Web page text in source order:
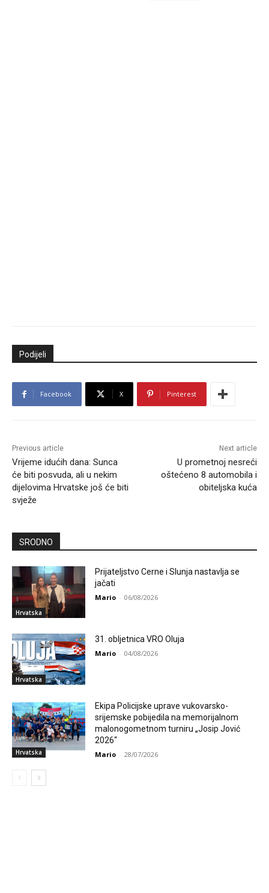
Podijeli
Facebook X Pinterest
Previous article
Vrijeme idućih dana: Sunca
će biti posvuda, ali u nekim
dijelovima Hrvatske još će biti
svježe
Next article
U prometnoj nesreći
oštećeno 8 automobila i
obiteljska kuća
SRODNO
Hrvatska
Prijateljstvo Cerne i Slunja nastavlja se
jačati
Mario - 06/08/2026
Hrvatska
31. obljetnica VRO Oluja
Mario - 04/08/2026
Hrvatska
Ekipa Policijske uprave vukovarsko-
srijemske pobijedila na memorijalnom
malonogometnom turniru „Josip Jović
2026“
Mario - 28/07/2026